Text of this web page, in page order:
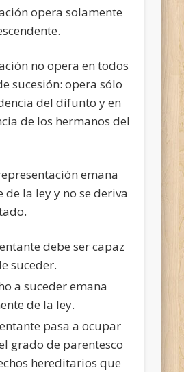
opera solamente
no opera en todos
sucesión: opera sólo
del difunto y en
de los hermanos del
emana
la ley y no se deriva
debe ser capaz
suceder.
a suceder emana
de la ley.
pasa a ocupar
grado de parentesco
hereditarios que